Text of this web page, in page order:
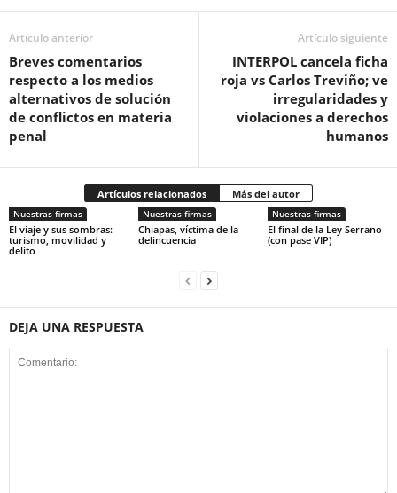
Artículo anterior
Breves comentarios
respecto a los medios
alternativos de solución
de conflictos en materia
penal
Artículo siguiente
INTERPOL cancela ficha
roja vs Carlos Treviño; ve
irregularidades y
violaciones a derechos
humanos
Artículos relacionados Más del autor
Nuestras firmas
El viaje y sus sombras:
turismo, movilidad y
delito
Nuestras firmas
Chiapas, víctima de la
delincuencia
Nuestras firmas
El final de la Ley Serrano
(con pase VIP)
DEJA UNA RESPUESTA